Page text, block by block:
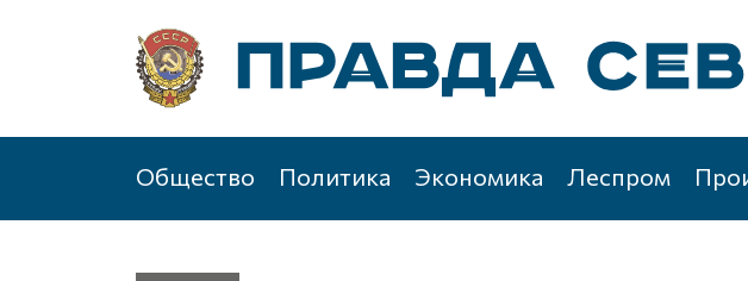
Общество Политика Экономика Леспром